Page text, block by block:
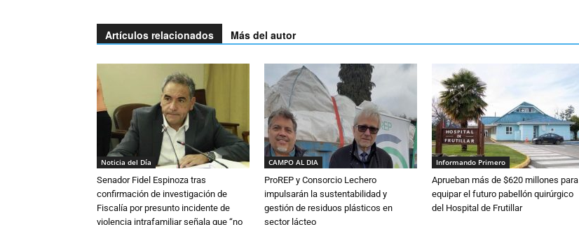
Artículos relacionados Más del autor
Noticia del Día
Senador Fidel Espinoza tras
confirmación de investigación de
Fiscalía por presunto incidente de
violencia intrafamiliar señala que “no
CAMPO AL DIA
ProREP y Consorcio Lechero
impulsarán la sustentabilidad y
gestión de residuos plásticos en
sector lácteo
Informando Primero
Aprueban más de $620 millones para
equipar el futuro pabellón quirúrgico
del Hospital de Frutillar